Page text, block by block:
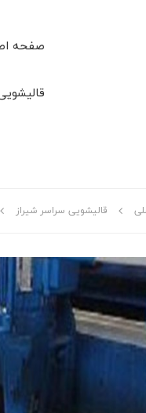
صفحه
قالیشویی سراسر شیراز